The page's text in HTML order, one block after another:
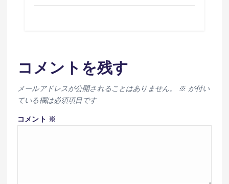
コメントを残す
メールアドレスが公開されることはありません。 ※が付い
ている欄は必須項目です
コメント ※